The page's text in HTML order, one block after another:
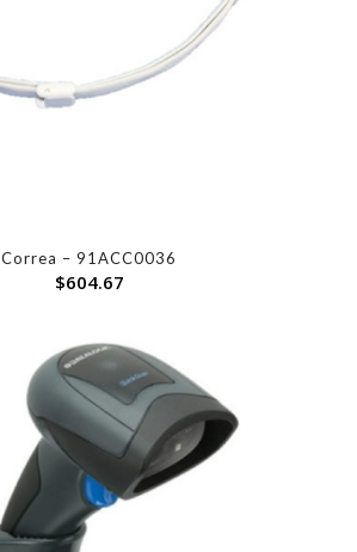
Correa – 91ACC0036
$604.67